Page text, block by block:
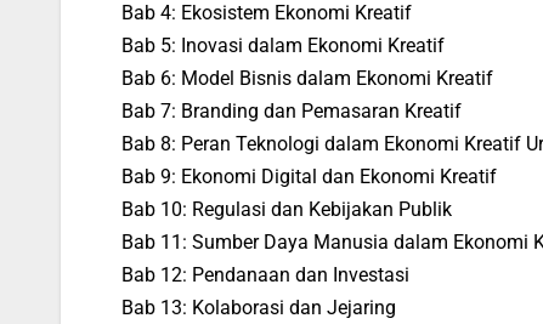
Bab 4: Ekosistem Ekonomi Kreatif
Bab 5: Inovasi dalam Ekonomi Kreatif
Bab 6: Model Bisnis dalam Ekonomi Kreatif
Bab 7: Branding dan Pemasaran Kreatif
Bab 8: Peran Teknologi dalam Ekonomi Kreatif
Bab 9: Ekonomi Digital dan Ekonomi Kreatif
Bab 10: Regulasi dan Kebijakan Publik
Bab 11: Sumber Daya Manusia dalam Ekonomi
Bab 12: Pendanaan dan Investasi
Bab 13: Kolaborasi dan Jejaring